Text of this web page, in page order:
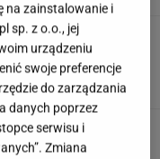
Poważna awaria strony
słowach? Sprawdź
na zainstalowanie i
sp. z o.o., jej
urządzeniu
swoje preferencje
do zarządzania
danych poprzez
serwisu i
Zmiana